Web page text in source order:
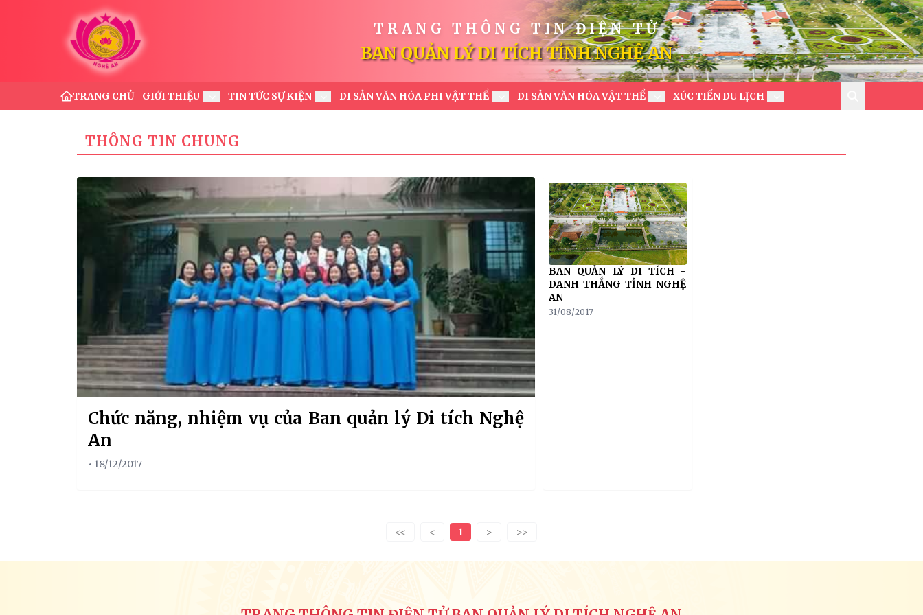
TRANG THÔNG TIN ĐIỆN TỬ
BAN QUẢN LÝ DI TÍCH TỈNH NGHỆ AN
TRANG CHỦ GIỚI THIỆU TIN TỨC SỰ KIỆN DI SẢN VĂN HÓA PHI VẬT THỂ DI SẢN VĂN HÓA VẬT THỂ XÚC TIẾN DU LỊCH
Tìm x
THÔNG TIN CHUNG
Chức năng, nhiệm vụ của Ban quản lý Di tích Nghệ
An
• 18/12/2017
BAN QUẢN LÝ DI TÍCH -
DANH THẮNG TỈNH NGHỆ
AN
31/08/2017
<< < 1 > >>